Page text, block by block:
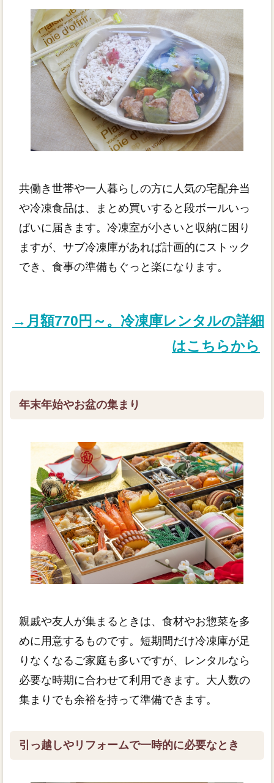
共働き世帯や一人暮らしの方に人気の宅配弁当
や冷凍食品は、まとめ買いすると段ボールいっ
ぱいに届きます。冷凍室が小さいと収納に困り
ますが、サブ冷凍庫があれば計画的にストック
でき、食事の準備もぐっと楽になります。
→月額770円～。冷凍庫レンタルの詳細
はこちらから
年末年始やお盆の集まり
親戚や友人が集まるときは、食材やお惣菜を多
めに用意するものです。短期間だけ冷凍庫が足
りなくなるご家庭も多いですが、レンタルなら
必要な時期に合わせて利用できます。大人数の
集まりでも余裕を持って準備できます。
引っ越しやリフォームで一時的に必要なとき